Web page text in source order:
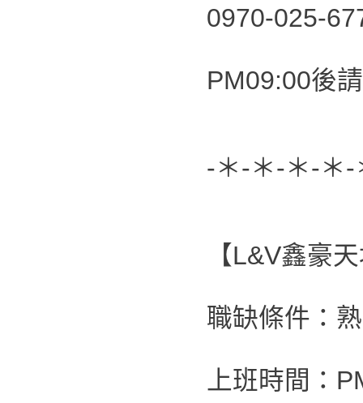
0970-025-
PM09:00後
-＊-＊-＊-＊
【L&V鑫豪
職缺條件：
上班時間：